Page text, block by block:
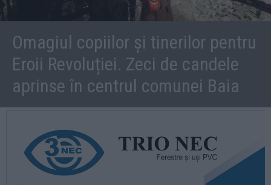
Omagiul copiilor și tinerilor pentru
Eroii Revoluției. Zeci de candele
aprinse în centrul comunei Baia